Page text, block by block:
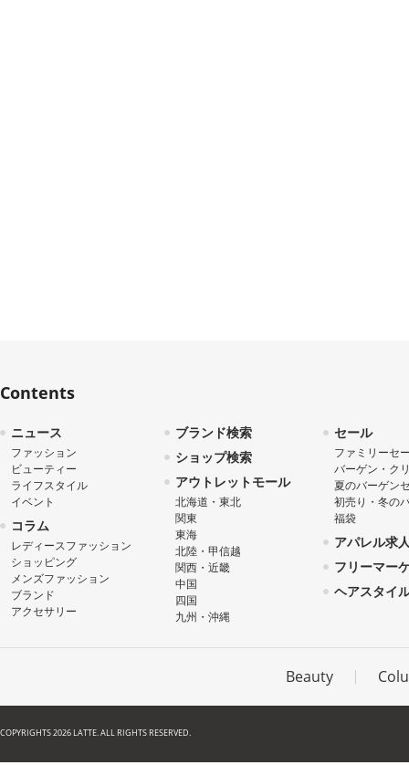
Contents
ニュース
ファッション
ビューティー
ライフスタイル
イベント
コラム
レディースファッション
ショッピング
メンズファッション
ブランド
アクセサリー
ブランド検索
ショップ検索
アウトレットモール
北海道・東北
関東
東海
北陸・甲信越
関西・近畿
中国
四国
九州・沖縄
セール
ファミリーセ
バーゲン・ク
夏のバーゲン
初売り・冬の
福袋
アパレル求
フリーマー
ヘアスタイ
Beauty
COPYRIGHTS 2026 LATTE. ALL RIGHTS RESERVED.